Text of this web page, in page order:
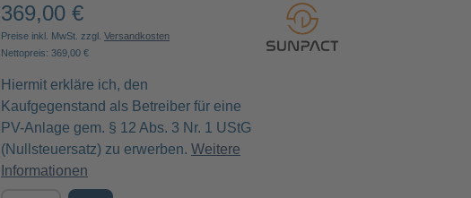
Regulärer Preis:
369,00 €
Preise inkl. MwSt. zzgl. Versandkosten
Nettopreis: 369,00 €
Hiermit erkläre ich, den
Kaufgegenstand als Betreiber für eine
PV-Anlage gem. § 12 Abs. 3 Nr. 1 UStG
(Nullsteuersatz) zu erwerben. Weitere
Informationen